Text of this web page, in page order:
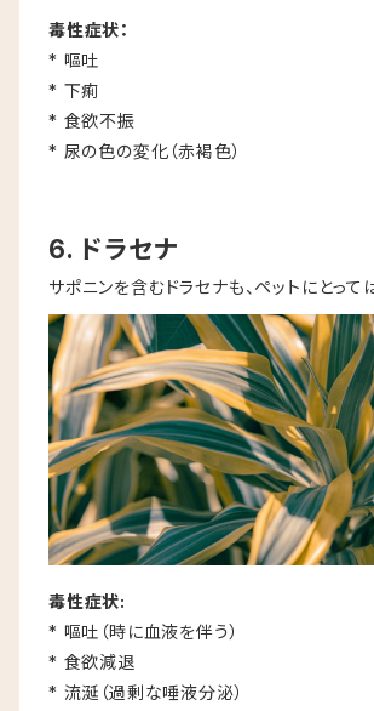
毒性症状：
* 嘔吐
* 下痢
* 食欲不振
* 尿の色の変化（赤褐色）
6. ドラセナ
サポニンを含むドラセナも、ペットにとって
毒性症状:
* 嘔吐（時に血液を伴う）
* 食欲減退
* 流涎（過剰な唾液分泌）